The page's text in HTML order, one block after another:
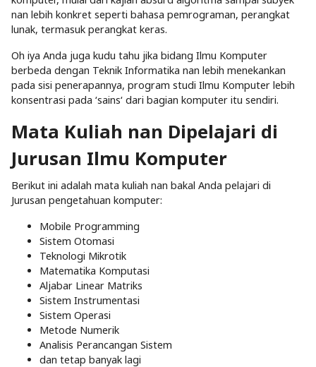
nan lebih konkret seperti bahasa pemrograman, perangkat
lunak, termasuk perangkat keras.
Oh iya Anda juga kudu tahu jika bidang Ilmu Komputer
berbeda dengan Teknik Informatika nan lebih menekankan
pada sisi penerapannya, program studi Ilmu Komputer lebih
konsentrasi pada ‘sains‘ dari bagian komputer itu sendiri.
Mata Kuliah nan Dipelajari di
Jurusan Ilmu Komputer
Berikut ini adalah mata kuliah nan bakal Anda pelajari di
Jurusan pengetahuan komputer:
Mobile Programming
Sistem Otomasi
Teknologi Mikrotik
Matematika Komputasi
Aljabar Linear Matriks
Sistem Instrumentasi
Sistem Operasi
Metode Numerik
Analisis Perancangan Sistem
dan tetap banyak lagi